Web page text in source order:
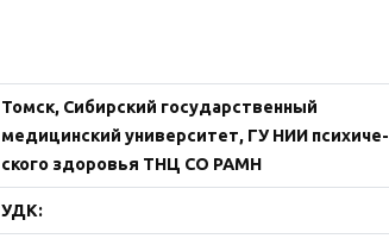
Томск, Сибирский государственный
медицинский университет, ГУ НИИ психиче-
ского здоровья ТНЦ СО РАМН
УДК: